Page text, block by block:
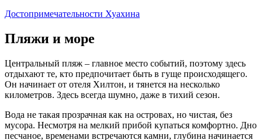
Достопримечательности Хуахина
Пляжи и море
Центральный пляж – главное место событий, поэтому здесь
отдыхают те, кто предпочитает быть в гуще происходящего.
Он начинает от отеля Хилтон, и тянется на несколько
километров. Здесь всегда шумно, даже в тихий сезон.
Вода не такая прозрачная как на островах, но чистая, без
мусора. Несмотря на мелкий прибой купаться комфортно. Дно
песчаное, временами встречаются камни, глубина начинается